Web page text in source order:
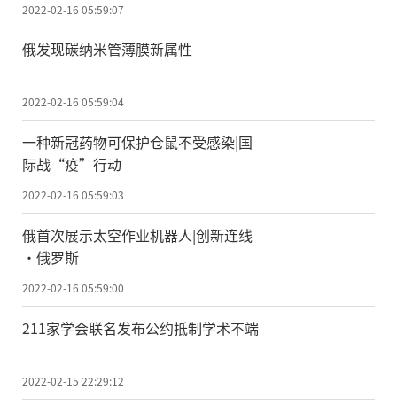
2022-02-16 05:59:07
俄发现碳纳米管薄膜新属性
2022-02-16 05:59:04
一种新冠药物可保护仓鼠不受感染|国
际战“疫”行动
2022-02-16 05:59:03
俄首次展示太空作业机器人|创新连线
·俄罗斯
2022-02-16 05:59:00
211家学会联名发布公约抵制学术不端
2022-02-15 22:29:12